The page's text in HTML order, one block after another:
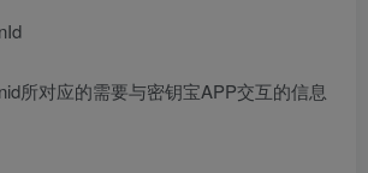
所对应的需要与密钥宝APP交互的信息